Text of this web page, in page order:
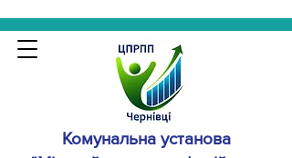
Комунальна установа